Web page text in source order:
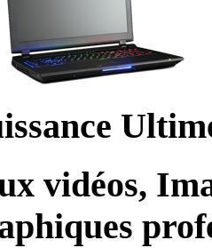
vidéos,